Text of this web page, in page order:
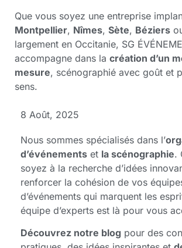
Que vous soyez une entreprise
Montpellier, Nîmes, Sète, Béziers
largement en Occitanie, SG
accompagne dans la création d’un
mesure, scénographié avec goût et
sens.
8 Août, 2025
Nous sommes spécialisés dans l’
d’événements et la scénographie.
soyez à la recherche d’idées
renforcer la cohésion de vos
d’événements qui marquent les
équipe d’experts est là pour vous
Découvrez notre blog pour des